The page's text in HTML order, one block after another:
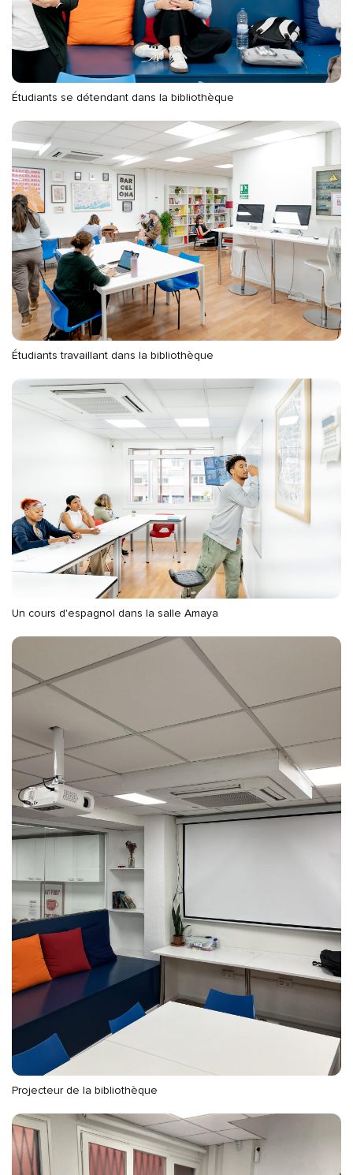
Étudiants se détendant dans la bibliothèque
Étudiants travaillant dans la bibliothèque
Un cours d'espagnol dans la salle Amaya
Projecteur de la bibliothèque